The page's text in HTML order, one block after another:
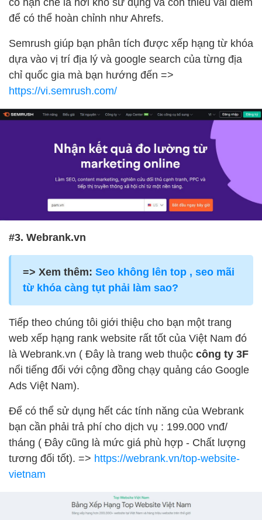
để có thể hoàn chỉnh như Ahrefs.
Semrush giúp bạn phân tích được xếp hạng từ khóa
dựa vào vị trí địa lý và google search của từng địa
chỉ quốc gia mà bạn hướng đến =>
https://vi.semrush.com/
#3. Webrank.vn
=> Xem thêm: Seo không lên top , seo mãi
từ khóa càng tụt phải làm sao?
Tiếp theo chúng tôi giới thiệu cho bạn một trang
web xếp hạng rank website rất tốt của Việt Nam đó
là Webrank.vn ( Đây là trang web thuộc công ty 3F
nổi tiếng đối với cộng đồng chạy quảng cáo Google
Ads Việt Nam).
Để có thể sử dụng hết các tính năng của Webrank
bạn cần phải trả phí cho dịch vụ : 199.000 vnđ/
tháng ( Đây cũng là mức giá phù hợp - Chất lượng
tương đối tốt). => https://webrank.vn/top-website-
vietnam